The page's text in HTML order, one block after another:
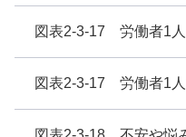
図表2-3-17 労働者1
図表2-3-17 労働者1